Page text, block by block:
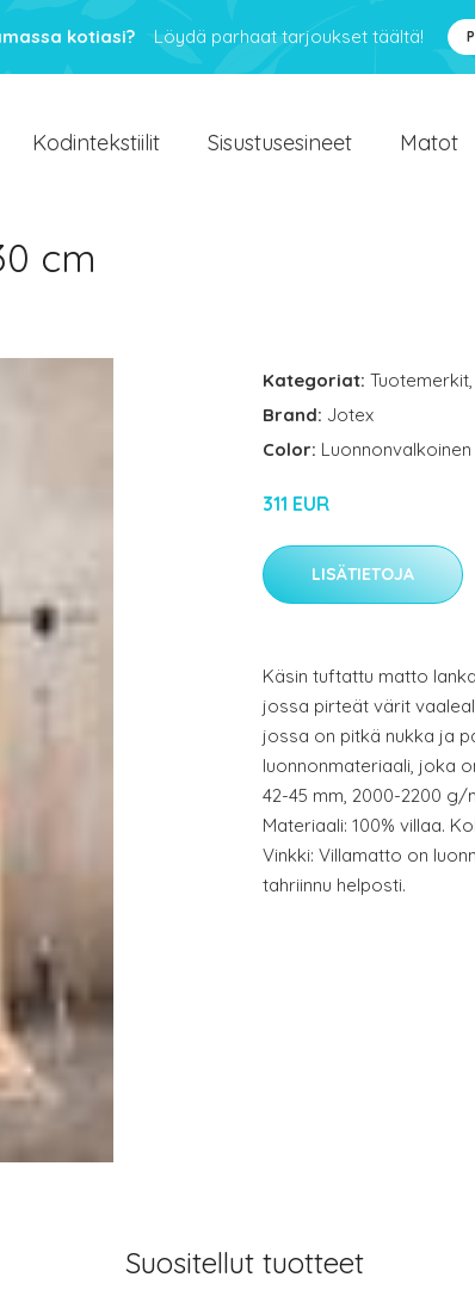
kotiasi? Löydä parhaat tarjoukset täältä!
Kodintekstiilit Sisustusesineet Matot
cm
Kategoriat: Tuotemerkit,
Brand: Jotex
Color: Luonnonvalkoinen
311 EUR
LISÄTIETOJA
Käsin tuftattu matto
jossa pirteät värit
jossa on pitkä nukka ja
luonnonmateriaali, joka
42-45 mm, 2000-2200 g/
Materiaali: 100% villaa.
Vinkki: Villamatto on
tahriinnu helposti.
Suositellut tuotteet